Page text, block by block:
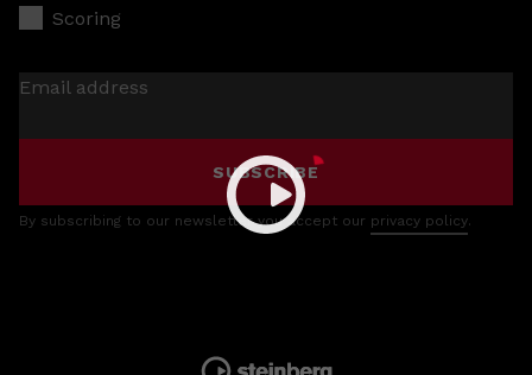
Scoring
Email address
SUBSCRIBE
By subscribing to our newsletter you accept our privacy policy.